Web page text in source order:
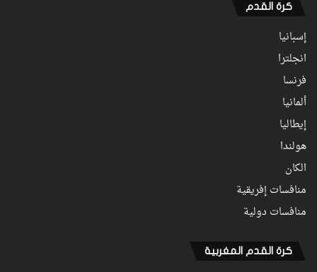
كرة القدم
إسبانيا
انجلترا
فرنسا
ألمانيا
إيطاليا
هولندا
الكان
منافسات إفريقية
منافسات دولية
كرة القدم المغربية